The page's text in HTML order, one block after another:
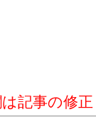
記事の修